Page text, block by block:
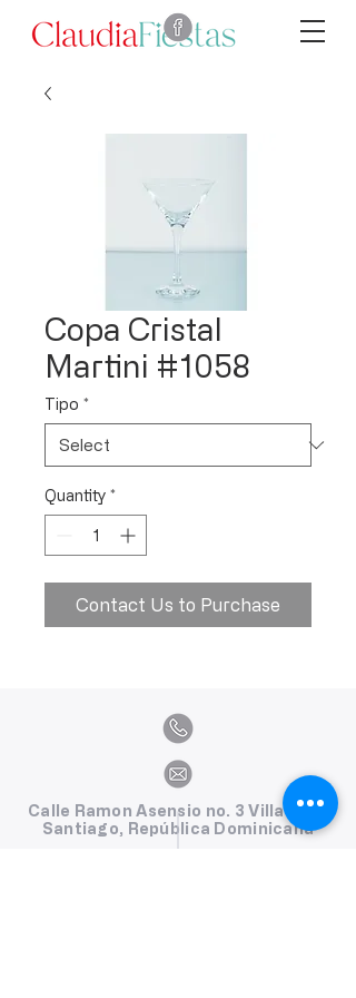
Copa Cristal
Martini #1058
Tipo *
Quantity *
Contact Us to Purchase
Calle Ramon Asensio no. 3 Villa Olga
Santiago, República Dominicana